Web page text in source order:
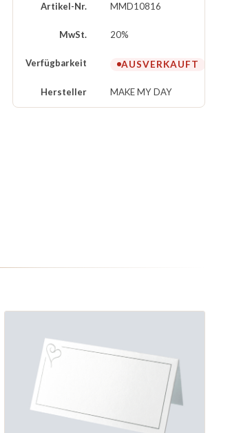
Artikel-Nr. MMD10816
MwSt. 20%
Verfügbarkeit AUSVERKAUFT
Hersteller MAKE MY DAY